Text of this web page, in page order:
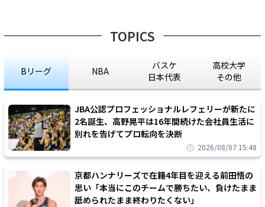
TOPICS
Bリーグ NBA
バスケ
日本代表
高校大学
その他
JBA公認プロフェッショナルレフェリーが新たに
2名誕生、高野晃平は16年間続けた会社員生活に
別れを告げてプロ転向を決断
2026/08/07 15:48
京都ハンナリーズで在籍4年目を迎える前田悟の
思い「本当にこのチームで勝ちたい、負けたまま
舐められたまま終わりたくない」